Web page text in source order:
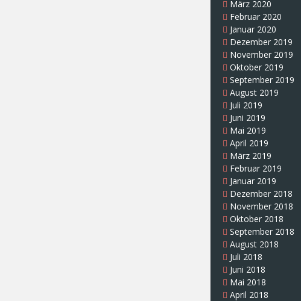
März 2020
Februar 2020
Januar 2020
Dezember 2019
November 2019
Oktober 2019
September 2019
August 2019
Juli 2019
Juni 2019
Mai 2019
April 2019
März 2019
Februar 2019
Januar 2019
Dezember 2018
November 2018
Oktober 2018
September 2018
August 2018
Juli 2018
Juni 2018
Mai 2018
April 2018